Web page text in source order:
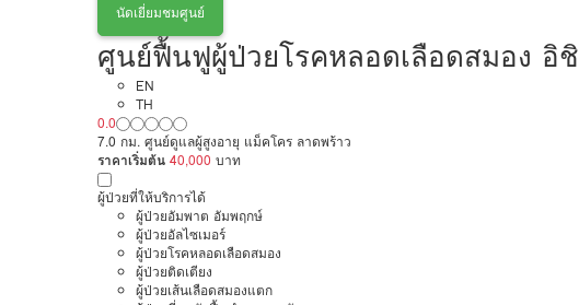
นัดเยี่ยมชมศูนย์
ศูนย์ฟื้นฟูผู้ป่วยโรคหลอดเลือดสมอง อิชิ
EN
TH
0.0
7.0 กม. ศูนย์ดูแลผู้สูงอายุ แม็คโคร ลาดพร้าว
ราคาเริ่มต้น 40,000 บาท
ผู้ป่วยที่ให้บริการได้
ผู้ป่วยอัมพาต อัมพฤกษ์
ผู้ป่วยอัลไซเมอร์
ผู้ป่วยโรคหลอดเลือดสมอง
ผู้ป่วยติดเตียง
ผู้ป่วยเส้นเลือดสมองแตก